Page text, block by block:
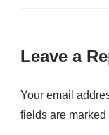
Leave a
Your email
fields are marked